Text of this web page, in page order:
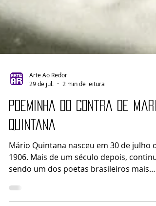
29 de jul.
2 min de leitura
Poeminha do Contra de
Quintana
Mário Quintana nasceu em 30 de julho de
1906. Mais de um século depois, continua
sendo um dos poetas brasileiros mais
citados — e, talvez por isso mesmo, um